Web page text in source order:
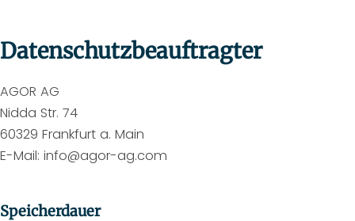
Datenschutzbeauftragter
AGOR AG
Nidda Str. 74
60329 Frankfurt a. Main
E-Mail: info@agor-ag.com
Speicherdauer